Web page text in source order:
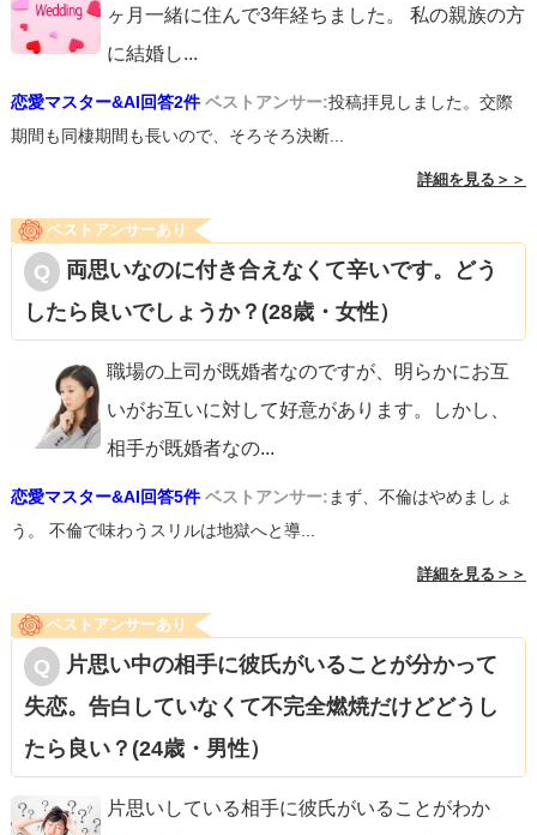
ヶ月一緒に住んで3年経ちました。 私の親族の方
に結婚し...
恋愛マスター&AI回答2件 ベストアンサー:投稿拝見しました。交際
期間も同棲期間も長いので、そろそろ決断...
詳細を見る＞＞
ベストアンサーあり
両思いなのに付き合えなくて辛いです。どう
したら良いでしょうか？(28歳・女性）
職場の上司が既婚者なのですが、明らかにお互
いがお互いに対して好意があります。しかし、
相手が既婚者なの...
恋愛マスター&AI回答5件 ベストアンサー:まず、不倫はやめましょ
う。 不倫で味わうスリルは地獄へと導...
詳細を見る＞＞
ベストアンサーあり
片思い中の相手に彼氏がいることが分かって
失恋。告白していなくて不完全燃焼だけどどうし
たら良い？(24歳・男性）
片思いしている相手に彼氏がいることがわか